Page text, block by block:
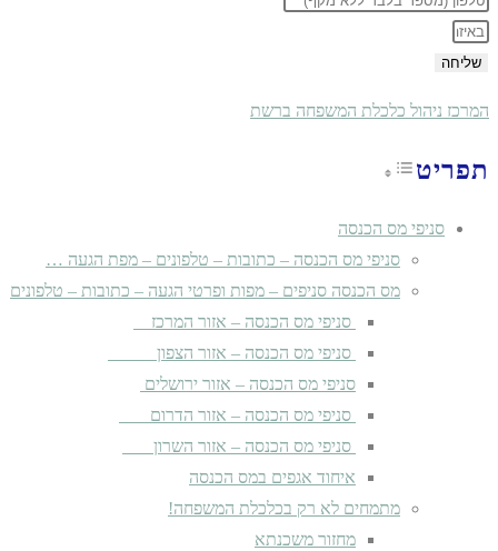
שליחה
המרכז ניהול כלכלת המשפחה ברשת
תפריטToggle Table of Content
סניפי מס הכנסה
סניפי מס הכנסה – כתובות – טלפונים – מפת הגעה …
מס הכנסה סניפים – מפות ופרטי הגעה – כתובות – טלפונים
סניפי מס הכנסה – אזור המרכז
סניפי מס הכנסה – אזור הצפון
סניפי מס הכנסה – אזור ירושלים
סניפי מס הכנסה – אזור הדרום
סניפי מס הכנסה – אזור השרון
איחוד אגפים במס הכנסה
מתמחים לא רק בכלכלת המשפחה!
מחזור משכנתא